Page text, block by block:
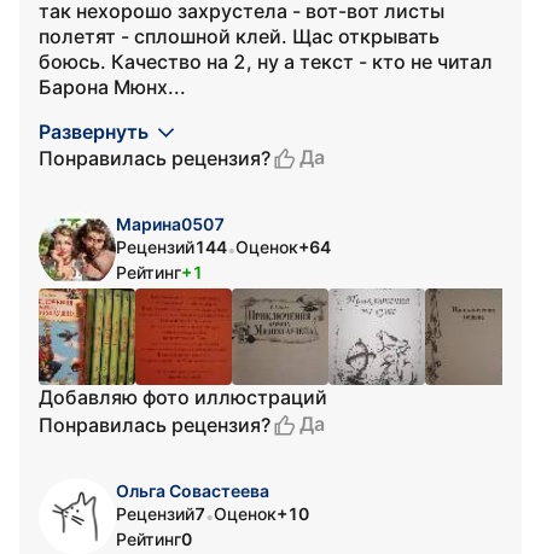
так нехорошо захрустела - вот-вот листы
полетят - сплошной клей. Щас открывать
боюсь. Качество на 2, ну а текст - кто не читал
Барона Мюнх...
Развернуть
Понравилась рецензия?
Да
Марина0507
Рецензий144•Оценок+64
Рейтинг+1
Добавляю фото иллюстраций
Понравилась рецензия?
Да
Ольга Совастеева
Рецензий7•Оценок+10
Рейтинг0